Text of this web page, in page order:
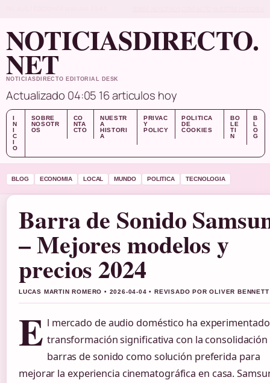
NOTICIASDIRECTO.
NET
NOTICIASDIRECTO EDITORIAL DESK
Actualizado 04:05 16 articulos hoy
I
N
I
C
I
O
SOBRE
NOSOTR
OS
CO
NTA
CTO
NUESTR
A
HISTORI
A
PRIVAC
Y
POLICY
POLITICA
DE
COOKIES
BO
LE
TI
N
B
L
O
G
BLOG ECONOMIA LOCAL MUNDO POLITICA TECNOLOGIA
Barra de Sonido
– Mejores modelos y
precios 2024
LUCAS MARTIN ROMERO • 2026-04-04 • REVISADO POR OLIVER BENNETT
E l mercado de audio doméstico ha
transformación significativa con la consolidación
barras de sonido como solución preferida para
mejorar la experiencia cinematográfica en casa.